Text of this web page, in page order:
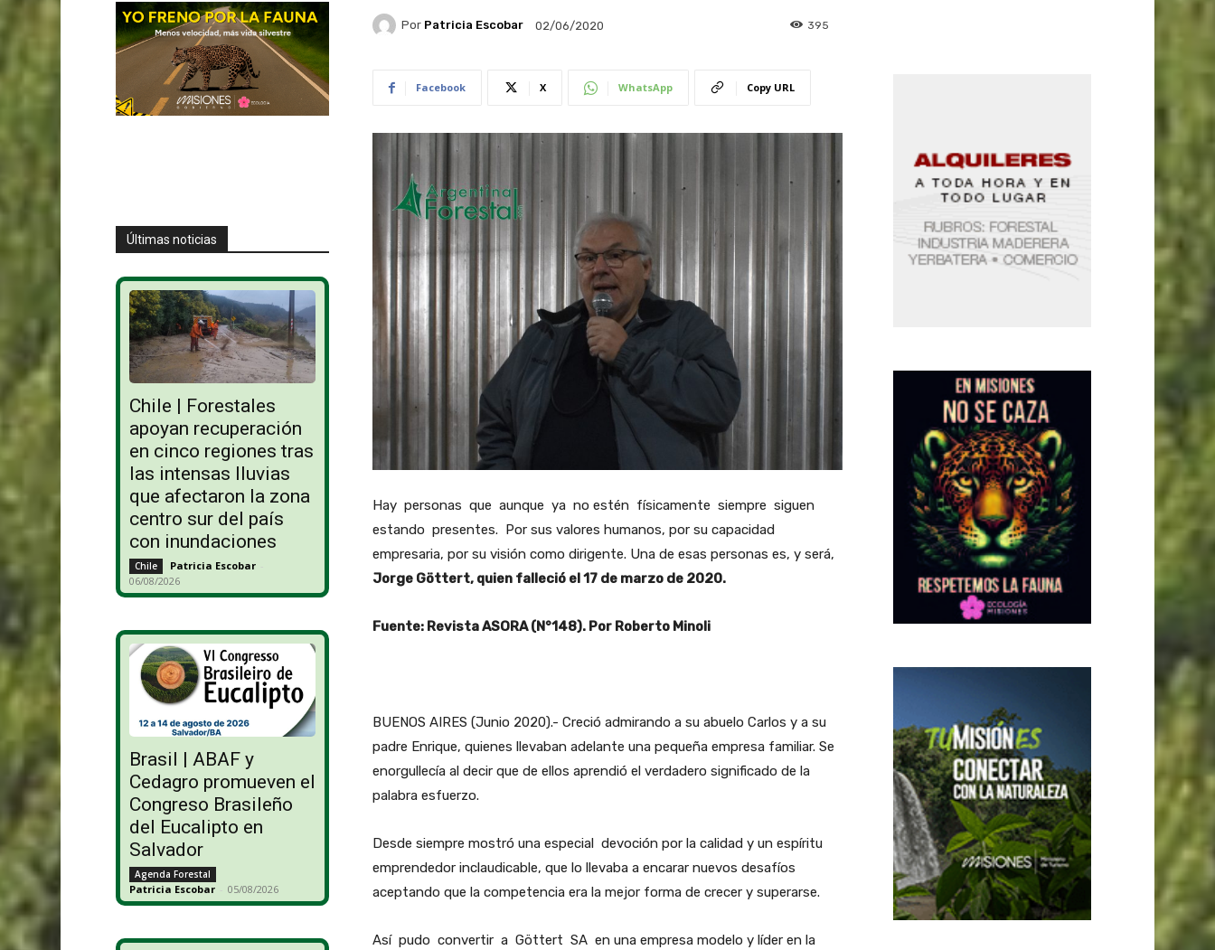
Últimas noticias
Chile | Forestales
apoyan recuperación
en cinco regiones tras
las intensas lluvias
que afectaron la zona
centro sur del país
con inundaciones
Chile Patricia Escobar -
06/08/2026
Brasil | ABAF y
Cedagro promueven el
Congreso Brasileño
del Eucalipto en
Salvador
Agenda Forestal
Patricia Escobar - 05/08/2026
Por Patricia Escobar 02/06/2020 395
Facebook X WhatsApp Copy URL
Hay personas que aunque ya no estén físicamente siempre siguen
estando presentes. Por sus valores humanos, por su capacidad
empresaria, por su visión como dirigente. Una de esas personas es, y será,
Jorge Göttert, quien falleció el 17 de marzo de 2020.
Fuente: Revista ASORA (N°148). Por Roberto Minoli
BUENOS AIRES (Junio 2020).- Creció admirando a su abuelo Carlos y a su
padre Enrique, quienes llevaban adelante una pequeña empresa familiar. Se
enorgullecía al decir que de ellos aprendió el verdadero significado de la
palabra esfuerzo.
Desde siempre mostró una especial devoción por la calidad y un espíritu
emprendedor inclaudicable, que lo llevaba a encarar nuevos desafíos
aceptando que la competencia era la mejor forma de crecer y superarse.
Así pudo convertir a Göttert SA en una empresa modelo y líder en la